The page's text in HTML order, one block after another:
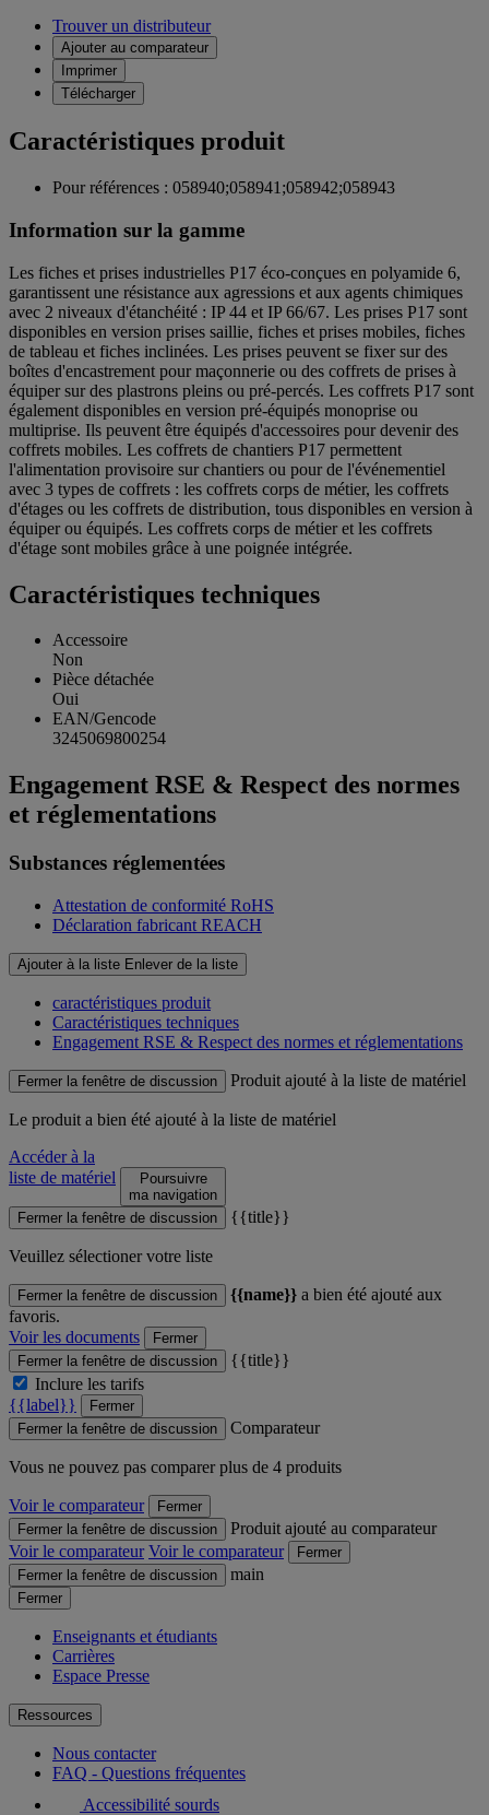
Trouver un distributeur
Ajouter au comparateur
Imprimer
Télécharger
Caractéristiques produit
Pour références : 058940;058941;058942;058943
Information sur la gamme
Les fiches et prises industrielles P17 éco-conçues en polyamide 6,
garantissent une résistance aux agressions et aux agents chimiques
avec 2 niveaux d'étanchéité : IP 44 et IP 66/67. Les prises P17 sont
disponibles en version prises saillie, fiches et prises mobiles, fiches
de tableau et fiches inclinées. Les prises peuvent se fixer sur des
boîtes d'encastrement pour maçonnerie ou des coffrets de prises à
équiper sur des plastrons pleins ou pré-percés. Les coffrets P17 sont
également disponibles en version pré-équipés monoprise ou
multiprise. Ils peuvent être équipés d'accessoires pour devenir des
coffrets mobiles. Les coffrets de chantiers P17 permettent
l'alimentation provisoire sur chantiers ou pour de l'événementiel
avec 3 types de coffrets : les coffrets corps de métier, les coffrets
d'étages ou les coffrets de distribution, tous disponibles en version à
équiper ou équipés. Les coffrets corps de métier et les coffrets
d'étage sont mobiles grâce à une poignée intégrée.
Caractéristiques techniques
Accessoire
Non
Pièce détachée
Oui
EAN/Gencode
3245069800254
Engagement RSE & Respect des normes
et réglementations
Substances réglementées
Attestation de conformité RoHS
Déclaration fabricant REACH
Ajouter à la liste Enlever de la liste
caractéristiques produit
Caractéristiques techniques
Engagement RSE & Respect des normes et réglementations
Fermer la fenêtre de discussion Produit ajouté à la liste de matériel
Le produit a bien été ajouté à la liste de matériel
Accéder à la
liste de matériel
Poursuivre
ma navigation
Fermer la fenêtre de discussion
{{title}}
Veuillez sélectioner votre liste
Fermer la fenêtre de discussion {{name}} a bien été ajouté aux
favoris.
Voir les documents
Fermer
Fermer la fenêtre de discussion
{{title}}
Inclure les tarifs
{{label}}
Fermer
Fermer la fenêtre de discussion
Comparateur
Vous ne pouvez pas comparer plus de 4 produits
Voir le comparateur
Fermer
Fermer la fenêtre de discussion
Produit ajouté au comparateur
Voir le comparateur Voir le comparateur
Fermer
Fermer la fenêtre de discussion
main
Fermer
Enseignants et étudiants
Carrières
Espace Presse
Ressources
Nous contacter
FAQ - Questions fréquentes
Accessibilité sourds